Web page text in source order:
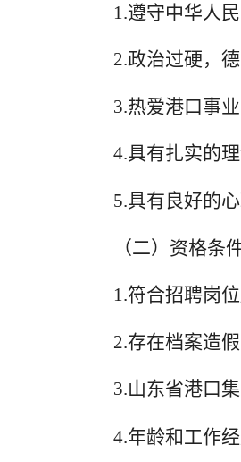
1.遵守中华人
2.政治过硬，
3.热爱港口事
4.具有扎实的
5.具有良好的
（二）资格条
1.符合招聘岗
2.存在档案造
3.山东省港口
4.年龄和工作